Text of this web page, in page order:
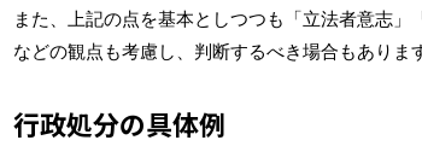
また、上記の点を基本としつつも「立法者意志」
などの観点も考慮し、判断するべき場合もありま
行政処分の具体例